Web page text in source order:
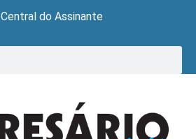
Central do Assinante